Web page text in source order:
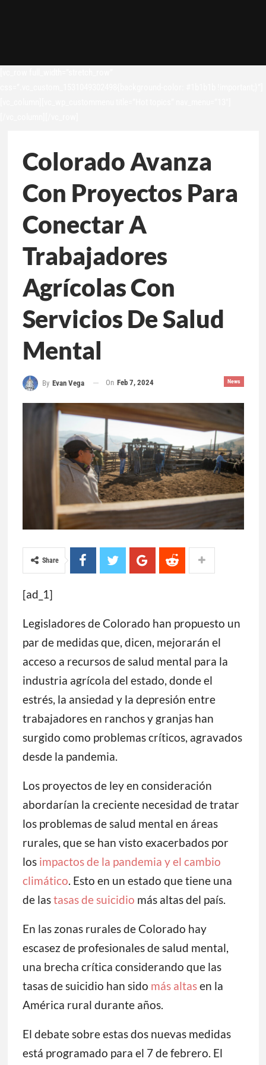
Colorado Avanza
Con Proyectos Para
Conectar A
Trabajadores
Agrícolas Con
Servicios De Salud
Mental
News
By Evan Vega On Feb 7, 2024
Share
[ad_1]
Legisladores de Colorado han propuesto un
par de medidas que, dicen, mejorarán el
acceso a recursos de salud mental para la
industria agrícola del estado, donde el
estrés, la ansiedad y la depresión entre
trabajadores en ranchos y granjas han
surgido como problemas críticos, agravados
desde la pandemia.
Los proyectos de ley en consideración
abordarían la creciente necesidad de tratar
los problemas de salud mental en áreas
rurales, que se han visto exacerbados por
los impactos de la pandemia y el cambio
climático. Esto en un estado que tiene una
de lastasas de suicidio más altas del país.
En las zonas rurales de Colorado hay
escasez de profesionales de salud mental,
una brecha crítica considerando que las
tasas de suicidio han sido más altasen la
América rural durante años.
El debate sobre estas dos nuevas medidas
está programado para el 7 de febrero. El